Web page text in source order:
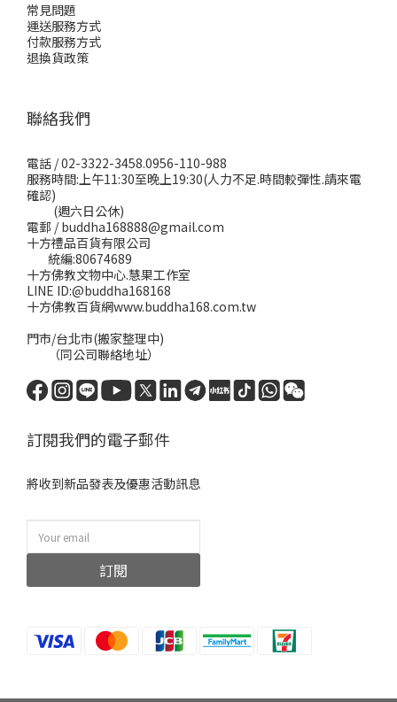
常見問題
運送服務方式
付款服務方式
退換貨政策
聯絡我們
電話 / 02-3322-3458.0956-110-988
服務時間:上午11:30至晚上19:30(人力不足.時間較彈性.請來電
確認)
(週六日公休)
電郵 / buddha168888@gmail.com
十方禮品百貨有限公司
統編:80674689
十方佛教文物中心.慧果工作室
LINE ID:@buddha168168
十方佛教百貨網www.buddha168.com.tw
門市/台北市(搬家整理中)
（同公司聯絡地址）
訂閱我們的電子郵件
將收到新品發表及優惠活動訊息
訂閱